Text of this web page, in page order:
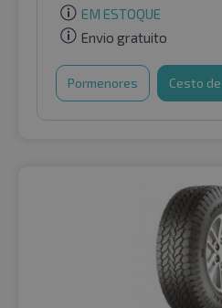
EM ESTOQUE
Envio gratuito
Pormenores Cesto